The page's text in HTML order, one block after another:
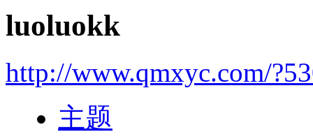
luoluokk
http://www.qmxyc.com/
主题